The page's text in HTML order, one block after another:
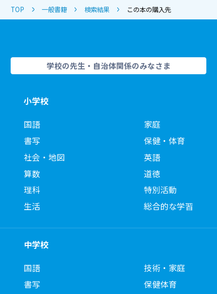
TOP 一般書籍 検索結果 この本の購入先
学校の先生・自治体関係のみなさま
小学校
国語
書写
社会・地図
算数
理科
生活
家庭
保健・体育
英語
道徳
特別活動
総合的な学習
中学校
国語
書写
技術・家庭
保健体育